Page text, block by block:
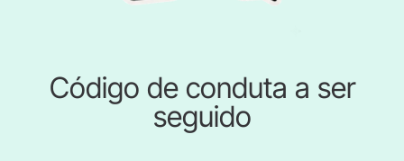
Código de conduta a ser
seguido